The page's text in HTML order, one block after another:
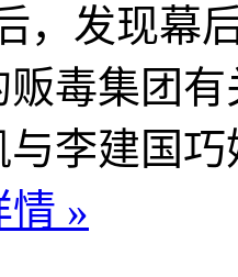
，发现幕
毒集团
李建国
情 »